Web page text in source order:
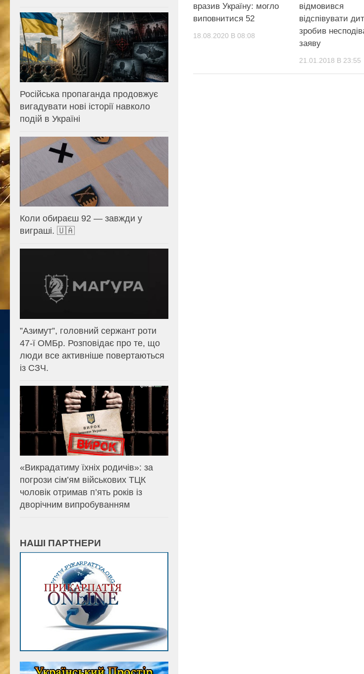
вразив Україну: могло
виповнитися 52
18.08.2020 В 08:08
відмовився
відспівувати
зробив
заяву
21.01.2018 В 23:55
Російська пропаганда продовжує
вигадувати нові історії навколо
подій в Україні
Коли обираєш 92 — завжди у
виграші. 🇺🇦
⁨”Азимут”, головний сержант роти
47-ї ОМБр. Розповідає про те, що
люди все активніше повертаються
із СЗЧ.
«Викрадатиму їхніх родичів»: за
погрози сім’ям військових ТЦК
чоловік отримав п’ять років із
дворічним випробуванням
НАШІ ПАРТНЕРИ